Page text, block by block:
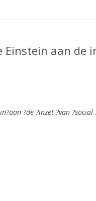
Einstein aan de
?de ?inzet ?van ?social